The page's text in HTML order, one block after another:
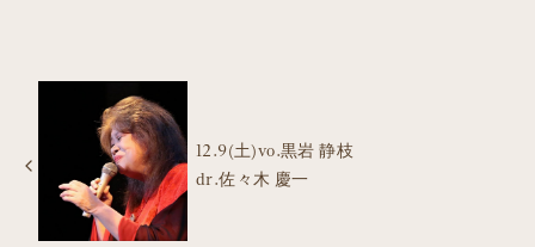
12.9(土)vo.黒岩 静枝
dr.佐々木 慶一